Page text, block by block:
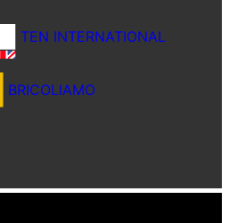
TEN INTERNATIONAL
BRICOLIAMO